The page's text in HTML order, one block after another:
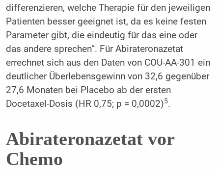
differenzieren, welche Therapie für den jeweiligen
Patienten besser geeignet ist, da es keine festen
Parameter gibt, die eindeutig für das eine oder
das andere sprechen“. Für Abirateronazetat
errechnet sich aus den Daten von COU-AA-301 ein
deutlicher Überlebensgewinn von 32,6 gegenüber
27,6 Monaten bei Placebo ab der ersten
Docetaxel-Dosis (HR 0,75; p = 0,0002)5.
Abirateronazetat vor
Chemo